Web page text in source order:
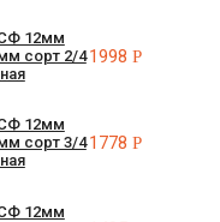
12мм
сорт 2/4 1998Р
12мм
сорт 3/4 1778Р
12мм